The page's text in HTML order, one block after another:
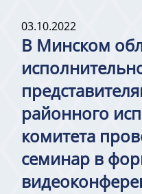
03.10.2022
В Минском
районного
комитета
семинар в